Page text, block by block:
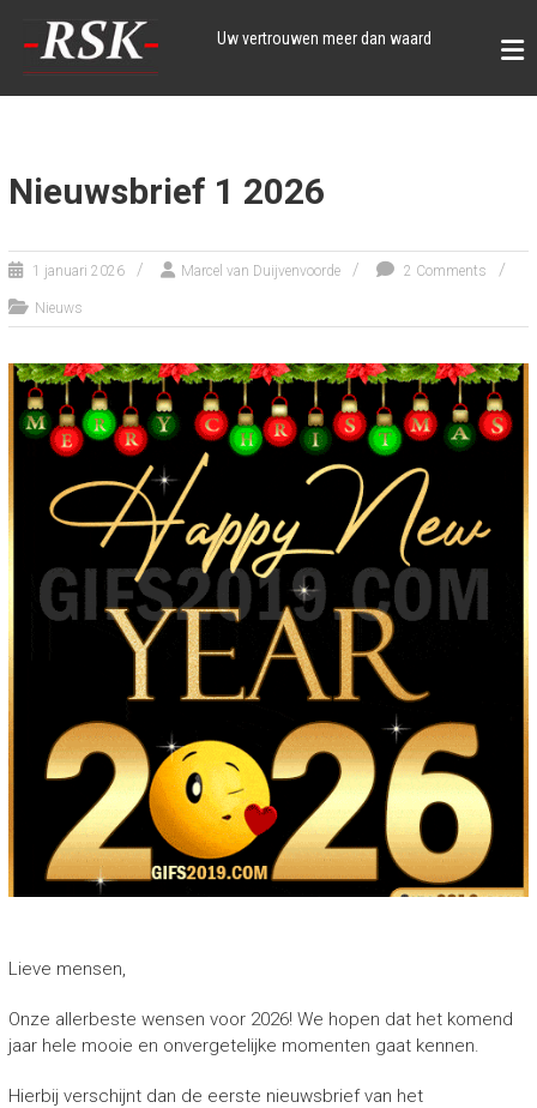
content
Uw vertrouwen meer dan waard
Nieuwsbrief 1 2026
1 januari 2026 Marcel van Duijvenvoorde 2 Comments
Nieuws
Lieve mensen,
Onze allerbeste wensen voor 2026! We hopen dat het komend
jaar hele mooie en onvergetelijke momenten gaat kennen.
Hierbij verschijnt dan de eerste nieuwsbrief van het